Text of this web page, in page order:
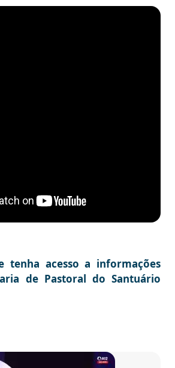
tenha acesso a informações
de Pastoral do Santuário